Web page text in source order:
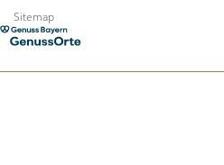
Zum
Inhalt
Sitemap